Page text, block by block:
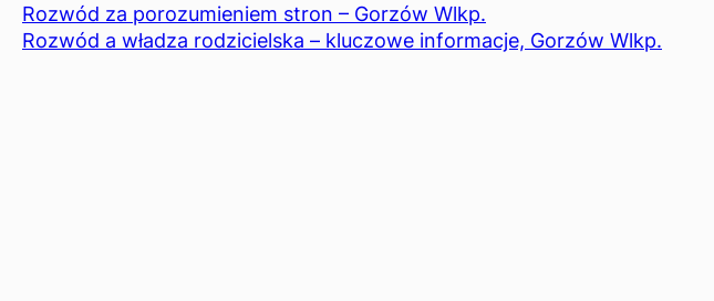
Rozwód za porozumieniem stron – Gorzów Wlkp.
Rozwód a władza rodzicielska – kluczowe informacje, Gorzów Wlkp.